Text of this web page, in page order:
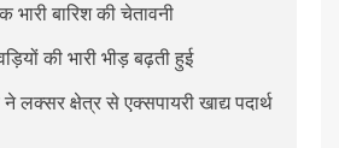
भारी बारिश की चेतावनी
की भारी भीड़ बढ़ती हुई
ने लक्सर क्षेत्र से एक्सपायरी खाद्य पदार्थ